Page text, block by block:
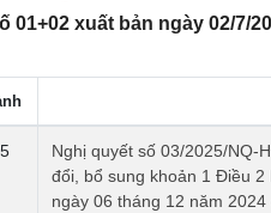
01+02 xuất bản ngày 02/7/
Nghị quyết số 03/2025/NQ-
đổi, bổ sung khoản 1 Điều
ngày 06 tháng 12 năm